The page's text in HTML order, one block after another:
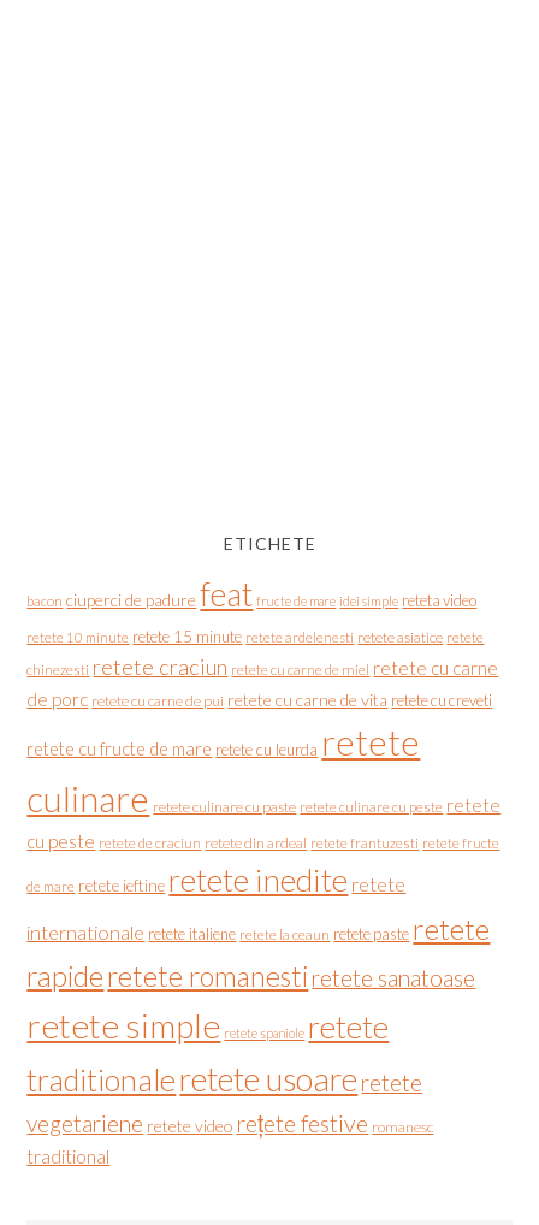
ETICHETE
bacon ciuperci de padure feat fructe de mare idei simple reteta video
retete 10 minute retete 15 minute retete ardelenesti retete asiatice retete
chinezesti retete craciun retete cu carne de miel retete cu carne
de porc retete cu carne de pui retete cu carne de vita retete cu creveti
retete cu fructe de mare retete cu leurda retete
culinare retete culinare cu paste retete culinare cu peste retete
cu peste retete de craciun retete din ardeal retete frantuzesti retete fructe
de mare retete ieftine retete inedite retete
internationale retete italiene retete la ceaun retete paste retete
rapideretete romanesti retete sanatoase
retete simple retete spaniole retete
traditionaleretete usoare retete
vegetariene retete video rețete festive romanesc
traditional